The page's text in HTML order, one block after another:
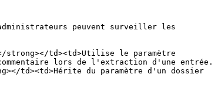
peuvent surveiller les
strong></td><td>Utilise le paramètre
lors de l'extraction d'une entrée.
td><td>Hérite du paramètre d'un dossier